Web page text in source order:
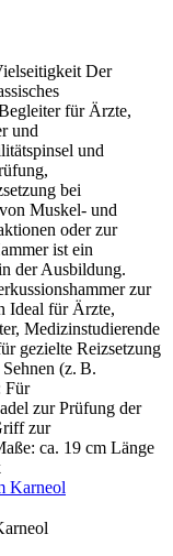
Der
für Ärzte,
und
und
bei
Muskel- und
oder zur
ist ein
der Ausbildung.
zur
Ideal für Ärzte,
Medizinstudierende
gezielte Reizsetzung
(z. B.
Für
zur Prüfung der
zur
ca. 19 cm Länge